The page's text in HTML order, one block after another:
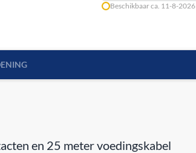
Beschikbaar ca. 11-8-2026
en 25 meter voedingskabel